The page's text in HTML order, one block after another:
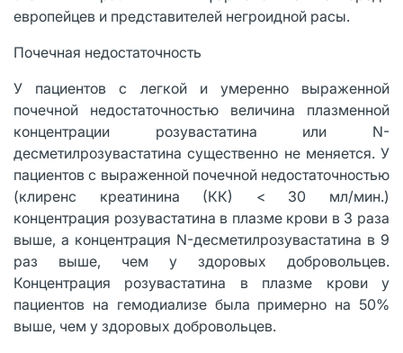
европейцев и представителей негроидной расы.
Почечная недостаточность
У пациентов с легкой и умеренно выраженной
почечной недостаточностью величина плазменной
концентрации розувастатина или N-
десметилрозувастатина существенно не меняется. У
пациентов с выраженной почечной недостаточностью
(клиренс креатинина (КК) < 30 мл/мин.)
концентрация розувастатина в плазме крови в 3 раза
выше, а концентрация N-десметилрозувастатина в 9
раз выше, чем у здоровых добровольцев.
Концентрация розувастатина в плазме крови у
пациентов на гемодиализе была примерно на 50%
выше, чем у здоровых добровольцев.